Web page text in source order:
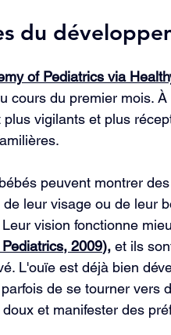
du
of Pediatrics via
cours du premier mois.
vigilants et plus
peuvent montrer
leur visage ou de leur
vision fonctionne
2009), et ils
L'ouïe est déjà bien
de se tourner vers
et manifester des